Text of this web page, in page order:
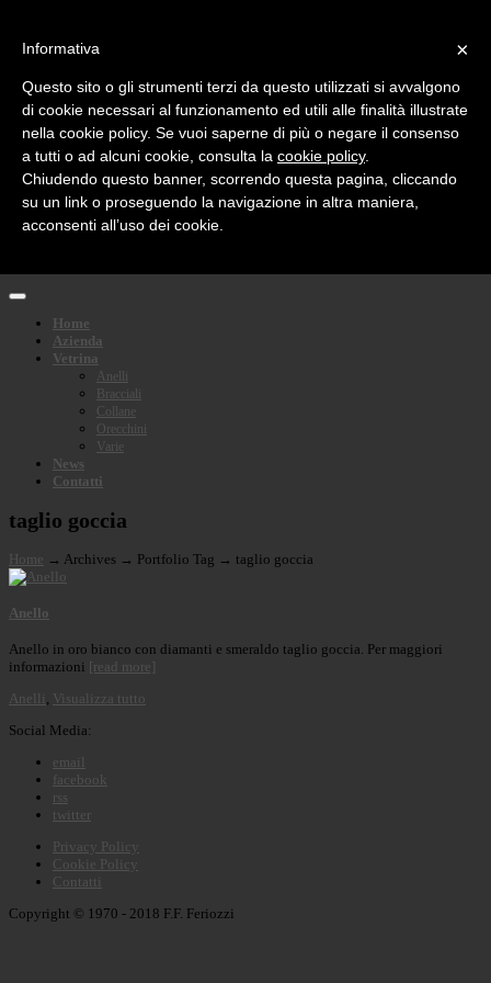
email
rss
twitter
Languages:
F.F. Feriozzi
Home
Azienda
Vetrina
Anelli
Bracciali
Collane
Orecchini
Varie
News
Contatti
taglio goccia
Home → Archives → Portfolio Tag → taglio goccia
Anello
Anello in oro bianco con diamanti e smeraldo taglio goccia. Per maggiori
informazioni [read more]
Anelli , Visualizza tutto
Social Media:
email
facebook
rss
twitter
Privacy Policy
Cookie Policy
Contatti
Copyright © 1970 - 2018 F.F. Feriozzi
×
Informativa
Questo sito o gli strumenti terzi da questo utilizzati si avvalgono
di cookie necessari al funzionamento ed utili alle finalità illustrate
nella cookie policy. Se vuoi saperne di più o negare il consenso
a tutti o ad alcuni cookie, consulta la cookie policy.
Chiudendo questo banner, scorrendo questa pagina, cliccando
su un link o proseguendo la navigazione in altra maniera,
acconsenti all’uso dei cookie.